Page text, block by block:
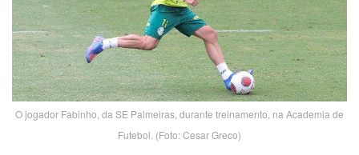
O jogador Fabinho, da SE Palmeiras, durante treinamento, na Academia de
Futebol. (Foto: Cesar Greco)